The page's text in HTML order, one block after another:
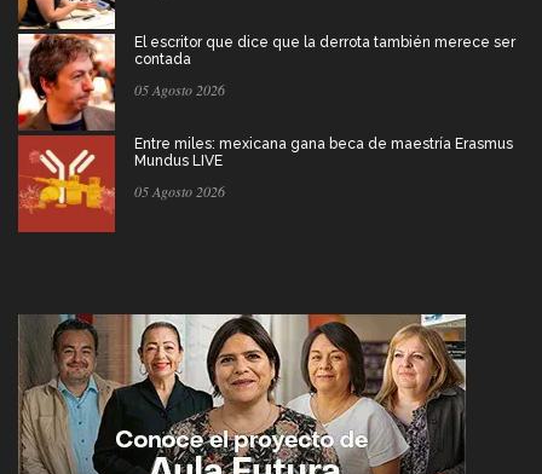
El escritor que dice que la derrota también merece ser
contada
05 Agosto 2026
Entre miles: mexicana gana beca de maestría Erasmus
Mundus LIVE
05 Agosto 2026